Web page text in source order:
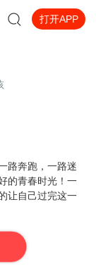
打开APP
路奔跑，一路迷
的青春时光！一
让自己过完这一